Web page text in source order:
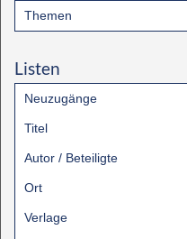
Themen
Listen
Neuzugänge
Titel
Autor / Beteiligte
Ort
Verlage